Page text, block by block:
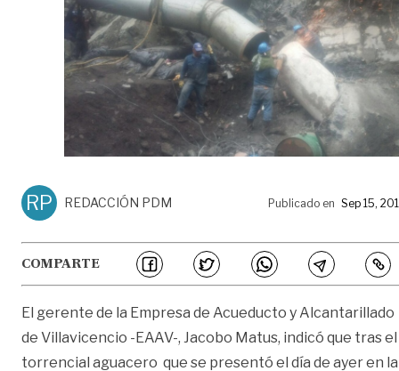
RP REDACCIÓN PDM Publicado en Sep 15,
COMPARTE
El gerente de la Empresa de Acueducto y Alcantarillado
de Villavicencio -EAAV-, Jacobo Matus, indicó que tras el
torrencial aguacero que se presentó el día de ayer en la